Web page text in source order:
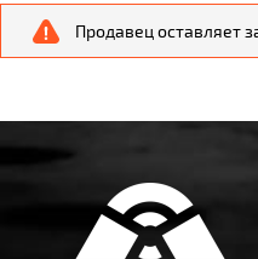
Продавец оставляет